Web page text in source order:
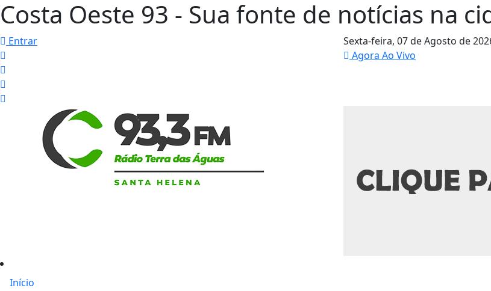
Costa Oeste 93 - Sua fonte de notícias na
Entrar Sexta-feira, 07 de Agosto de
Agora Ao Vivo
Início